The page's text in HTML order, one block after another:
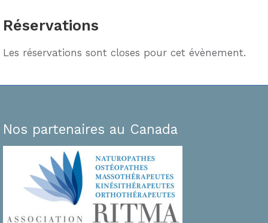
Réservations
Les réservations sont closes pour cet évènement.
Nos partenaires au Canada